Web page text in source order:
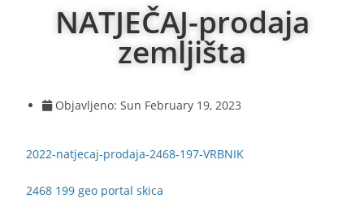
NATJEČAJ-prodaja
zemljišta
Objavljeno:Sun February 19, 2023
2022-natjecaj-prodaja-2468-197-VRBNIK
2468 199 geo portal skica